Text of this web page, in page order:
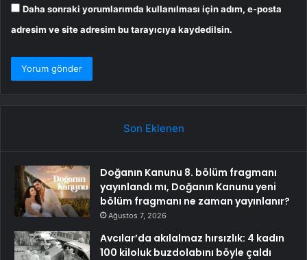
Daha sonraki yorumlarımda kullanılması için adım, e-posta
adresim ve site adresim bu tarayıcıya kaydedilsin.
Son Eklenen
Doğanın Kanunu 8. bölüm fragmanı
yayınlandı mı, Doğanın Kanunu yeni
bölüm fragmanı ne zaman yayınlanır?
Ağustos 7, 2026
Avcılar’da akılalmaz hırsızlık: 4 kadın
100 kiloluk buzdolabını böyle çaldı